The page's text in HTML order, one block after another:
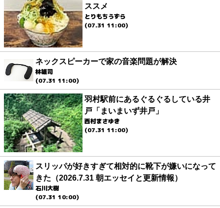
ススメ
とりもちうずら
(07.31 11:00)
ネックスピーカーで家の音楽問題が解決
林雄司
(07.31 11:00)
羽村駅前にあるぐるぐるしている井
戸「まいまいず井戸」
西村まさゆき
(07.31 11:00)
スリッパが好きすぎて相対的に靴下が嫌いになって
きた（2026.7.31 朝エッセイと更新情報）
石川大樹
(07.31 10:00)